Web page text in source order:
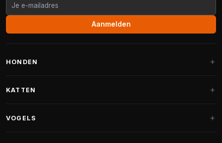
Aanmelden
HONDEN
Fantail hondenmanden
KATTEN
VOGELS